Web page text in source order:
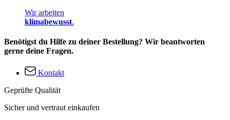
Wir arbeiten
klimabewusst.
Benötigst du Hilfe zu deiner Bestellung? Wir beantworten
gerne deine Fragen.
Kontakt
Geprüfte Qualität
Sicher und vertraut einkaufen